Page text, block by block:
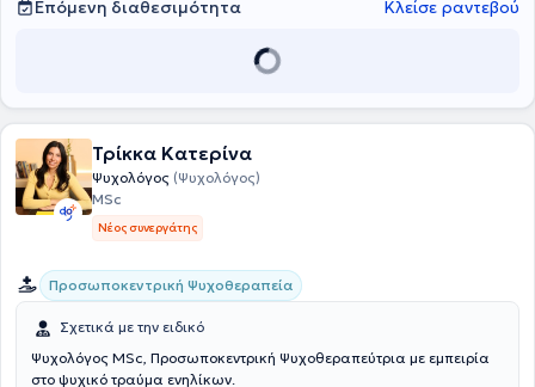
Επόμενη διαθεσιμότητα
Κλείσε ραντεβού
Τρίκκα Κατερίνα
Ψυχολόγος (Ψυχολόγος)
MSc
Νέος συνεργάτης
Προσωποκεντρική Ψυχοθεραπεία
Σχετικά με την ειδικό
Ψυχολόγος MSc, Προσωποκεντρική Ψυχοθεραπεύτρια με εμπειρία
στο ψυχικό τραύμα ενηλίκων.